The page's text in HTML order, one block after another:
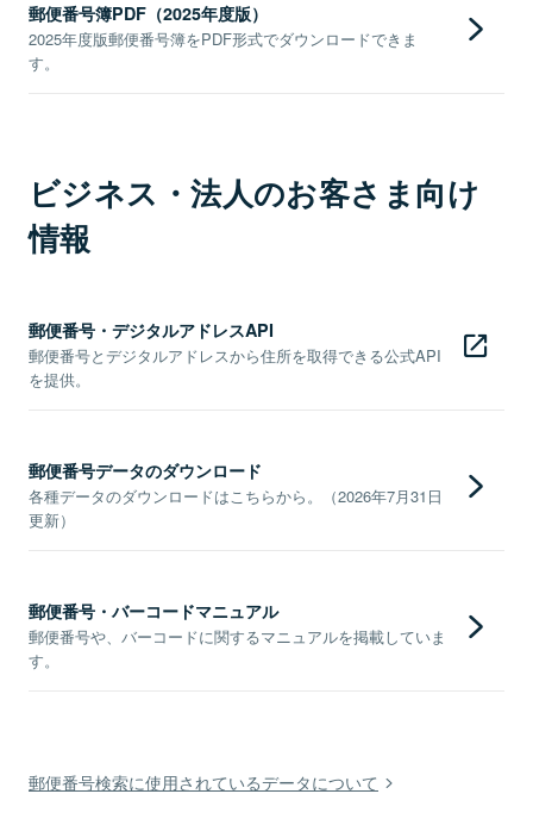
郵便番号簿PDF（2025年度版）
2025年度版郵便番号簿をPDF形式でダウンロードできま
す。
ビジネス・法人のお客さま向け
情報
郵便番号・デジタルアドレスAPI
郵便番号とデジタルアドレスから住所を取得できる公式API
を提供。
郵便番号データのダウンロード
各種データのダウンロードはこちらから。（2026年7月31日
更新）
郵便番号・バーコードマニュアル
郵便番号や、バーコードに関するマニュアルを掲載していま
す。
郵便番号検索に使用されているデータについて